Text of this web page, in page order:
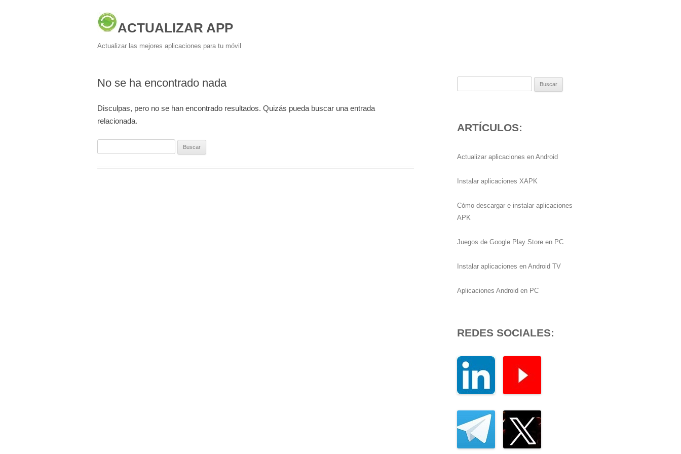
ACTUALIZAR APP
Actualizar las mejores aplicaciones para tu móvil
No se ha encontrado nada
Disculpas, pero no se han encontrado resultados. Quizás pueda buscar una entrada
relacionada.
ARTÍCULOS:
Actualizar aplicaciones en Android
Instalar aplicaciones XAPK
Cómo descargar e instalar aplicaciones
APK
Juegos de Google Play Store en PC
Instalar aplicaciones en Android TV
Aplicaciones Android en PC
REDES SOCIALES: